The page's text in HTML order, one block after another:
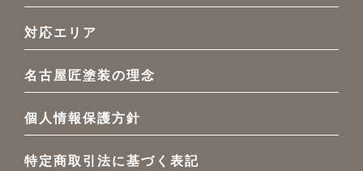
対応エリア
名古屋匠塗装の理念
個人情報保護方針
特定商取引法に基づく表記